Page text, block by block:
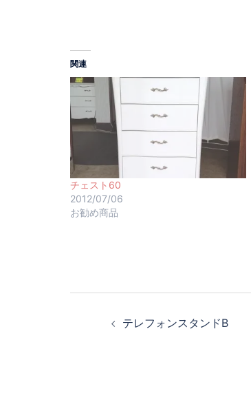
関連
チェスト60
2012/07/06
お勧め商品
テレフォンスタンドB